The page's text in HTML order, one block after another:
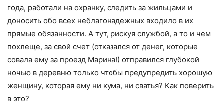
года, работали на охранку, следить за жильцами и
доносить обо всех неблагонадежных входило в их
прямые обязанности. А тут, рискуя службой, а то и чем
похлеще, за свой счет (отказался от денег, которые
совала ему за проезд Марина!) отправился глубокой
ночью в деревню только чтобы предупредить хорошую
женщину, которая ему ни кума, ни сватья? Как поверить
в это?